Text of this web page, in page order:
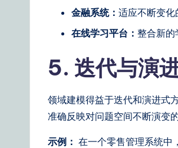
金融系统： 适应不断变化
在线学习平台： 整合新的
5. 迭代与演
领域建模得益于迭代和演进式
准确反映对问题空间不断演变的
示例： 在一个零售管理系统中